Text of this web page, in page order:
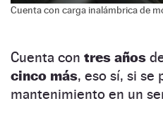
Cuenta con carga inalámbrica de
Cuenta con tres años
cinco más, eso sí, si se
mantenimiento en un